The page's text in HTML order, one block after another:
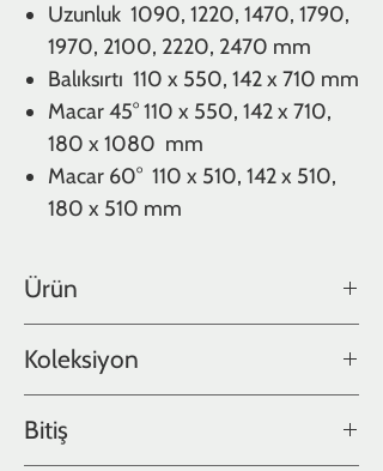
Uzunluk 1090, 1220, 1470, 1790,
1970, 2100, 2220, 2470 mm
Balıksırtı 110 x 550, 142 x 710 mm
Macar 45°110 x 550, 142 x 710,
180 x 1080 mm
Macar 60° 110 x 510, 142 x 510,
180 x 510 mm
Ürün
Koleksiyon
Bitiş